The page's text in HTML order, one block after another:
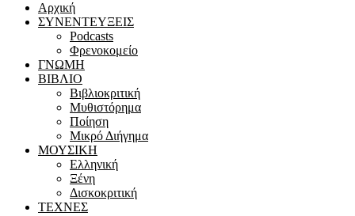
Αρχική
ΣΥΝΕΝΤΕΥΞΕΙΣ
Podcasts
Φρενοκομείο
ΓΝΩΜΗ
ΒΙΒΛΙΟ
Βιβλιοκριτική
Μυθιστόρημα
Ποίηση
Μικρό Διήγημα
ΜΟΥΣΙΚΗ
Ελληνική
Ξένη
Δισκοκριτική
ΤΕΧΝΕΣ